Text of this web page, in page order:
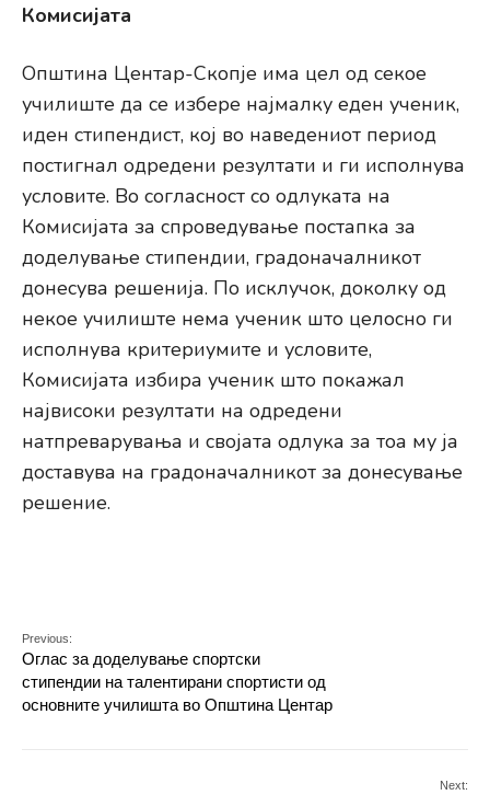
Комисијата
Општина Центар-Скопје има цел од секое
училиште да се избере најмалку еден ученик,
иден стипендист, кој во наведениот период
постигнал одредени резултати и ги исполнува
условите. Во согласност со одлуката на
Комисијата за спроведување постапка за
доделување стипендии, градоначалникот
донесува решенија. По исклучок, доколку од
некое училиште нема ученик што целосно ги
исполнува критериумите и условите,
Комисијата избира ученик што покажал
највисоки резултати на одредени
натпреварувања и својата одлука за тоа му ја
доставува на градоначалникот за донесување
решение.
Previous:
Оглас за доделување спортски
стипендии на талентирани спортисти од
основните училишта во Општина Центар
Next: